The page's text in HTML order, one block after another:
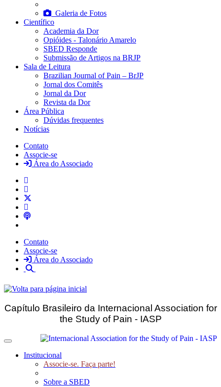
Galeria de Fotos
Científico
Academia da Dor
Opióides - Talonário Amarelo
SBED Responde
Submissão de Artigos na BRJP
Sala de Leitura
Brazilian Journal of Pain – BrJP
Jornal dos Comitês
Jornal da Dor
Revista da Dor
Área Pública
Dúvidas frequentes
Notícias
Contato
Associe-se
Área do Associado
Contato
Associe-se
Área do Associado
Capítulo Brasileiro da Internacional Association for
the Study of Pain - IASP
Toggle navigation
Institucional
Associe-se. Faça parte!
Sobre a SBED